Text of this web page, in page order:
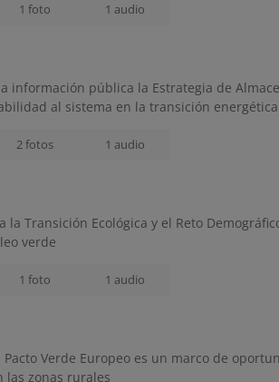
1 foto 1 audio
a información pública la Estrategia de
al sistema en la transición energética
2 fotos 1 audio
la Transición Ecológica y el Reto
verde
1 foto 1 audio
Pacto Verde Europeo es un marco de
las zonas rurales